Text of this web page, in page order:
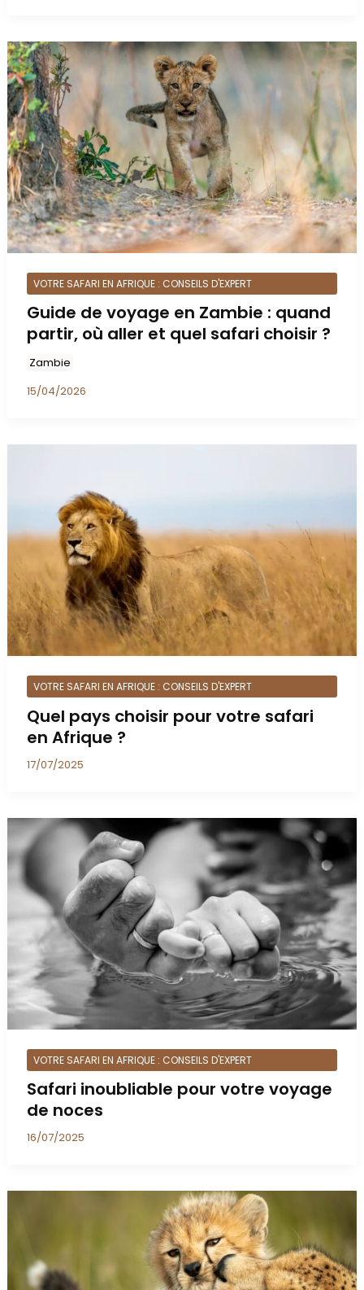
VOTRE SAFARI EN AFRIQUE : CONSEILS D'EXPERT
Guide de voyage en Zambie : quand
partir, où aller et quel safari choisir ?
Zambie
15/04/2026
VOTRE SAFARI EN AFRIQUE : CONSEILS D'EXPERT
Quel pays choisir pour votre safari
en Afrique ?
17/07/2025
VOTRE SAFARI EN AFRIQUE : CONSEILS D'EXPERT
Safari inoubliable pour votre voyage
de noces
16/07/2025